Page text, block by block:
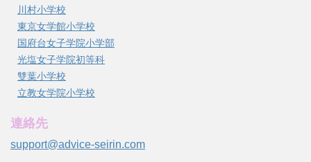
川村小学校
東京女学館小学校
国府台女子学院小学部
光塩女子学院初等科
雙葉小学校
立教女学院小学校
連絡先
support@advice-seirin.com